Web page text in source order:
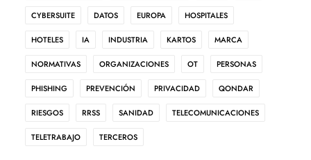
CYBERSUITE DATOS EUROPA HOSPITALES
HOTELES IA INDUSTRIA KARTOS MARCA
NORMATIVAS ORGANIZACIONES OT PERSONAS
PHISHING PREVENCIÓN PRIVACIDAD QONDAR
RIESGOS RRSS SANIDAD TELECOMUNICACIONES
TELETRABAJO TERCEROS